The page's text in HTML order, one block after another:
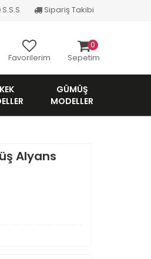
S.S.S Sipariş Takibi
Favorilerim Sepetim
0
GÜMÜŞ
MODELLER
Alyans